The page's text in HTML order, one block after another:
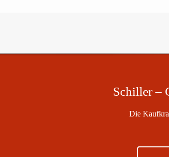
Schiller –
Die